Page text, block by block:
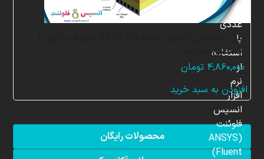
انسیس فلوئنت
۴,۸۶۰,۰۰۰ تومان
افزودن به سبد خرید
محصولات رایگان
سازی
عددی
با
استفاده
از
نرم
افزار
انسیس
فلوئنت
(ANSYS
Fluent)